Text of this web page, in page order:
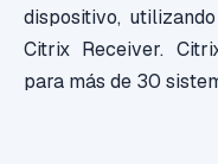
dispositivo,
Citrix Receiver.
para más de 30